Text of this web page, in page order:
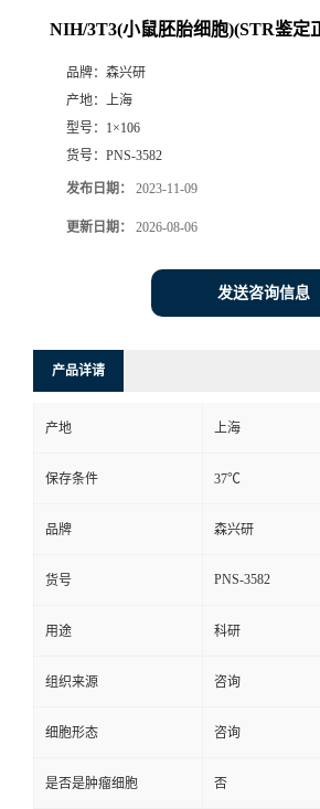
NIH/3T3(小鼠胚胎细胞)(STR鉴定
品牌： 森兴研
产地： 上海
型号： 1×106
货号： PNS-3582
发布日期： 2023-11-09
更新日期： 2026-08-06
发送咨询信息
产品详请
产地 上海
保存条件 37℃
品牌 森兴研
货号 PNS-3582
用途 科研
组织来源 咨询
细胞形态 咨询
是否是肿瘤细胞 否